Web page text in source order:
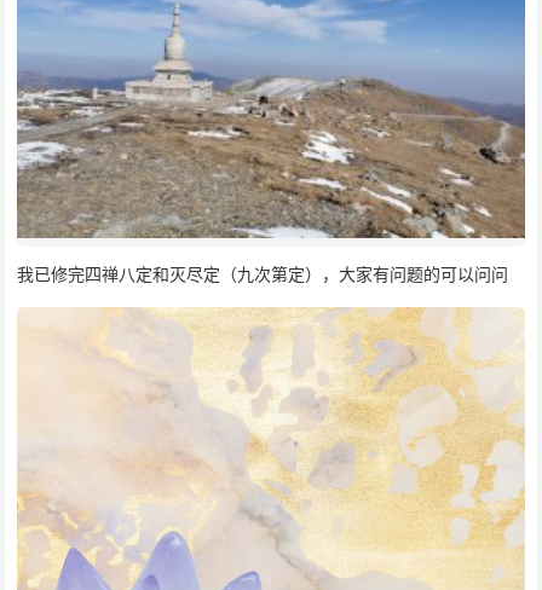
我已修完四禅八定和灭尽定（九次第定），大家有问题的可以问问